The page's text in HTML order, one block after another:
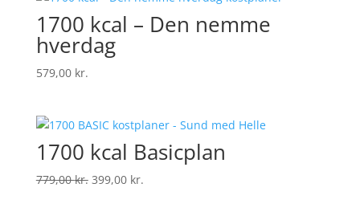
1700 kcal – Den nemme
hverdag
579,00 kr.
1700 kcal Basicplan
779,00kr. Den
399,00 kr.